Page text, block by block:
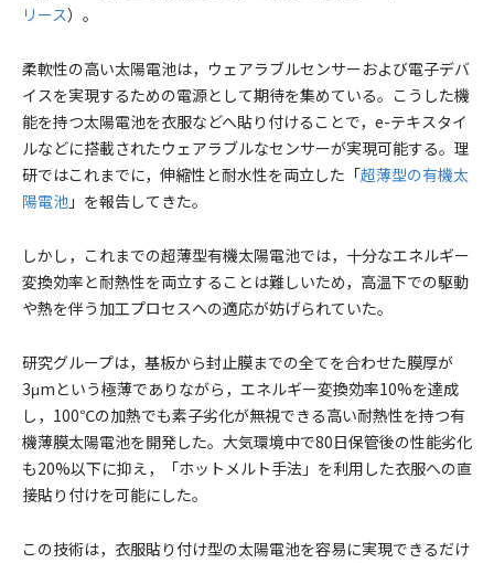
リース）。
柔軟性の高い太陽電池は，ウェアラブルセンサーおよび電子デバ
イスを実現するための電源として期待を集めている。こうした機
能を持つ太陽電池を衣服などへ貼り付けることで，e-テキスタイ
ルなどに搭載されたウェアラブルなセンサーが実現可能する。理
研ではこれまでに，伸縮性と耐水性を両立した「超薄型の有機太
陽電池 」を報告してきた。
しかし，これまでの超薄型有機太陽電池では，十分なエネルギー
変換効率と耐熱性を両立することは難しいため，高温下での駆動
や熱を伴う加工プロセスへの適応が妨げられていた。
研究グループは，基板から封止膜までの全てを合わせた膜厚が
3μmという極薄でありながら，エネルギー変換効率10%を達成
し，100℃の加熱でも素子劣化が無視できる高い耐熱性を持つ有
機薄膜太陽電池を開発した。大気環境中で80日保管後の性能劣化
も20%以下に抑え，「ホットメルト手法」を利用した衣服への直
接貼り付けを可能にした。
この技術は，衣服貼り付け型の太陽電池を容易に実現できるだけ